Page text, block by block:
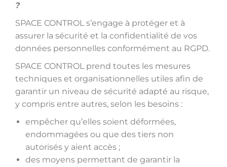
?
SPACE CONTROL s’engage à protéger et à
assurer la sécurité et la confidentialité de vos
données personnelles conformément au RGPD.
SPACE CONTROL prend toutes les mesures
techniques et organisationnelles utiles afin de
garantir un niveau de sécurité adapté au risque,
y compris entre autres, selon les besoins :
empêcher qu’elles soient déformées,
endommagées ou que des tiers non
autorisés y aient accès ;
des moyens permettant de garantir la